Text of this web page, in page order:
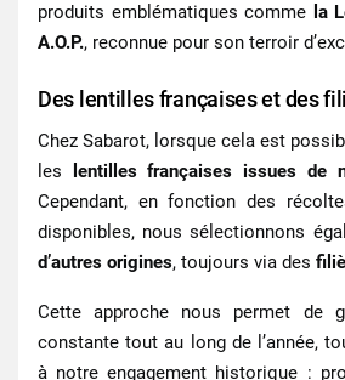
produits emblématiques comme la
A.O.P., reconnue pour son terroir
Des lentilles françaises et des
Chez Sabarot, lorsque cela est
les
lentilles françaises issues de
Cependant, en fonction des
disponibles, nous sélectionnons
d’autres origines, toujours via des
Cette approche nous permet de
constante tout au long de l’année,
à notre engagement historique :